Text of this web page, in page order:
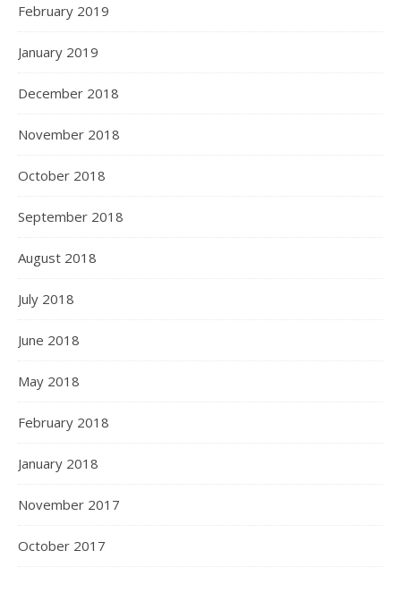
February 2019
January 2019
December 2018
November 2018
October 2018
September 2018
August 2018
July 2018
June 2018
May 2018
February 2018
January 2018
November 2017
October 2017